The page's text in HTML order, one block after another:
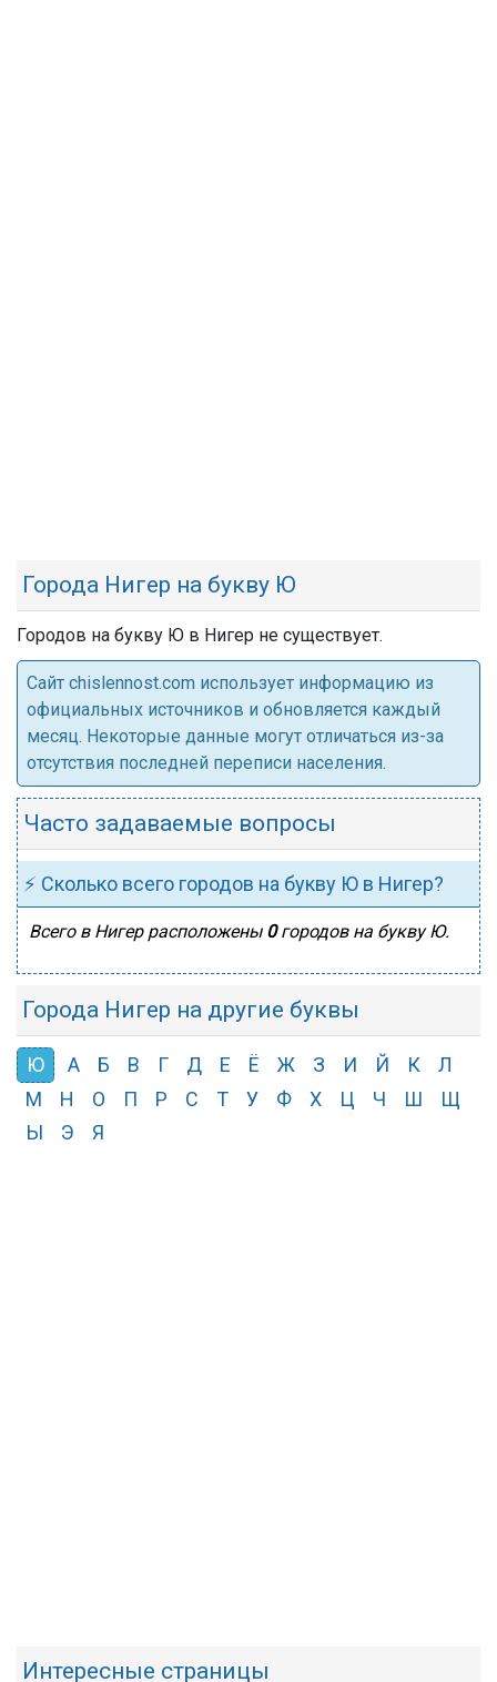
Города Нигер на букву Ю
Городов на букву Ю в Нигер не существует.
Cайт chislennost.com использует информацию из
официальных источников и обновляется каждый
месяц. Некоторые данные могут отличаться из-за
отсутствия последней переписи населения.
Часто задаваемые вопросы
⚡ Сколько всего городов на букву Ю в Нигер?
Всего в Нигер расположены 0городов на букву Ю.
Города Нигер на другие буквы
Ю А Б В Г Д Е Ё Ж З И Й К
Л
М
Н О П Р С Т У Ф Х Ц Ч Ш
Щ
Ы
Э Я
Интересные страницы